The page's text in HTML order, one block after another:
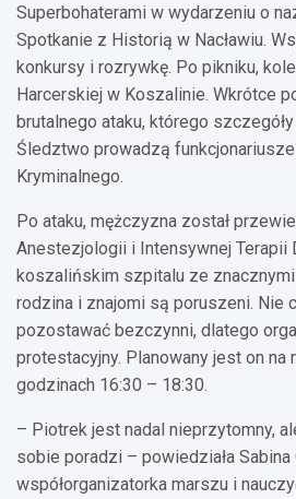
Superbohaterami w wydarzeniu o
Spotkanie z Historią w Nacławiu.
konkursy i rozrywkę. Po pikniku,
Harcerskiej w Koszalinie. Wkrótce
brutalnego ataku, którego
Śledztwo prowadzą funkcjonariusze
Kryminalnego.
Po ataku, mężczyzna został
Anestezjologii i Intensywnej Terapii
koszalińskim szpitalu ze
rodzina i znajomi są poruszeni. Nie
pozostawać bezczynni, dlatego
protestacyjny. Planowany jest on
godzinach 16:30 – 18:30.
– Piotrek jest nadal nieprzytomny,
sobie poradzi – powiedziała
współorganizatorka marszu i